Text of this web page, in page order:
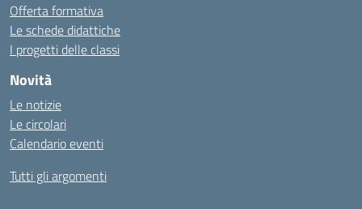
Offerta formativa
Le schede didattiche
I progetti delle classi
Novità
Le notizie
Le circolari
Calendario eventi
Tutti gli argomenti